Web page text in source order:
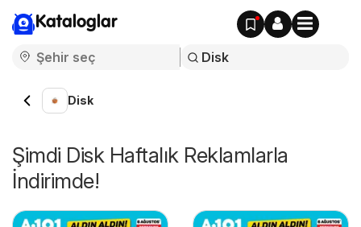
Kataloglar
Disk
Şimdi Disk Haftalık Reklamlarla
İndirimde!